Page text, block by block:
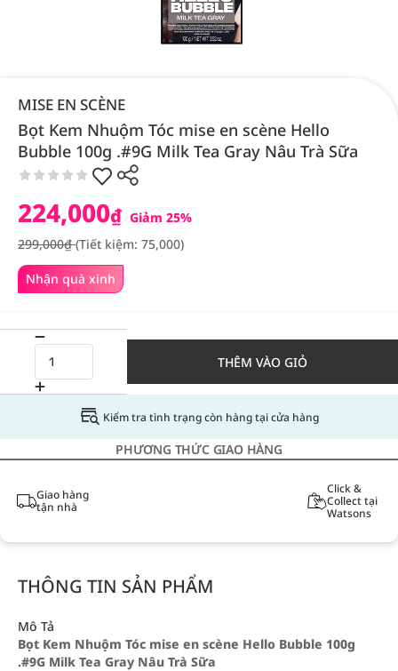
MISE EN SCÈNE
Bọt Kem Nhuộm Tóc mise en scène Hello
Bubble 100g .#9G Milk Tea Gray Nâu Trà Sữa
Nhận quà xinh
224,000₫ Giảm 25%
299,000₫(Tiết kiệm: 75,000)
THÊM VÀO GIỎ
Kiểm tra tình trạng còn hàng tại cửa hàng
PHƯƠNG THỨC GIAO HÀNG
Giao hàng
tận nhà
Click &
Collect tại
Watsons
THÔNG TIN SẢN PHẨM
Mô Tả
Bọt Kem Nhuộm Tóc mise en scène Hello Bubble 100g
.#9G Milk Tea Gray Nâu Trà Sữa